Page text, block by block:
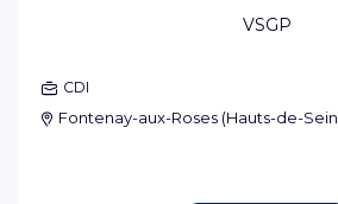
VSGP
CDI
Fontenay-aux-Roses (Hauts-de-